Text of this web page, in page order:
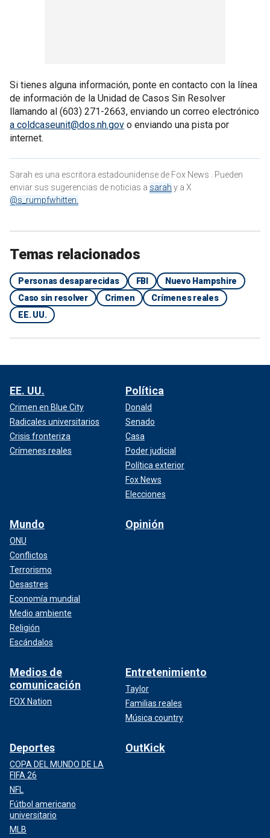
Si tienes alguna información, ponte en contacto con la línea
de información de la Unidad de Casos Sin Resolver
llamando al (603) 271-2663, enviando un correo electrónico
a coldcaseunit@dos.nh.gov o enviando una pista por
internet.
Sarah es una escritora estadounidense de Fox News . Pueden
enviar sus sugerencias de noticias a sarah y a X
@s_rumpfwhitten.
Temas relacionados
Personas desaparecidas FBI
Nuevo Hampshire
Caso sin resolver
Crimen
Crímenes reales
EE. UU.
EE. UU.
Crimen en Blue City
Radicales universitarios
Crisis fronteriza
Crímenes reales
Política
Donald
Senado
Casa
Poder judicial
Política exterior
Fox News
Elecciones
Mundo
ONU
Conflictos
Terrorismo
Desastres
Economía mundial
Medio ambiente
Religión
Escándalos
Opinión
Medios de
comunicación
FOX Nation
Entretenimiento
Taylor
Familias reales
Música country
Deportes
COPA DEL MUNDO DE LA
FIFA 26
NFL
Fútbol americano
universitario
MLB
OutKick